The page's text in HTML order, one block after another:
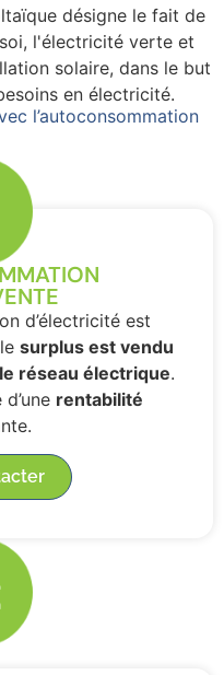
désigne le fait de
l'électricité verte et
solaire, dans le but
en électricité.
l’autoconsommation
d’électricité est
surplus est vendu
réseau électrique.
rentabilité